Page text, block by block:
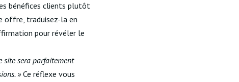
bénéfices clients plutôt
offre, traduisez-la en
pour révéler le
site sera parfaitement
»Ce réflexe vous